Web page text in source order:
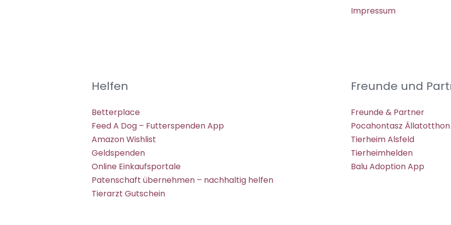
Impressum
Helfen
Betterplace
Feed A Dog – Futterspenden App
Amazon Wishlist
Geldspenden
Online Einkaufsportale
Patenschaft übernehmen – nachhaltig helfen
Tierarzt Gutschein
Freunde und
Freunde & Partner
Pocahontasz Állatotthon
Tierheim Alsfeld
Tierheimhelden
Balu Adoption App